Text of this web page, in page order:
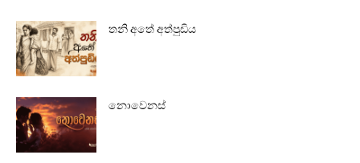
තනි අතේ අත්පුඩිය
නොවෙනස්